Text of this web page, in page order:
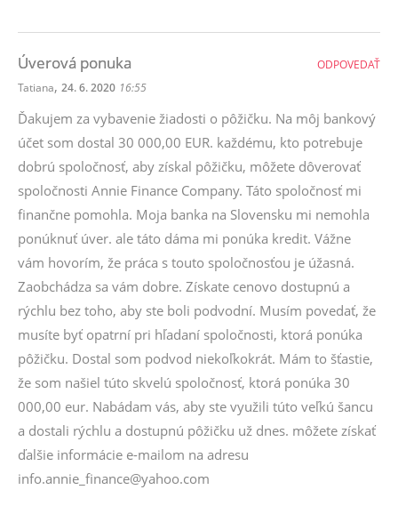
Úverová ponuka
Tatiana, 24. 6. 2020 16:55
Ďakujem za vybavenie žiadosti o pôžičku. Na môj bankový
účet som dostal 30 000,00 EUR. každému, kto potrebuje
dobrú spoločnosť, aby získal pôžičku, môžete dôverovať
spoločnosti Annie Finance Company. Táto spoločnosť mi
finančne pomohla. Moja banka na Slovensku mi nemohla
ponúknuť úver. ale táto dáma mi ponúka kredit. Vážne
vám hovorím, že práca s touto spoločnosťou je úžasná.
Zaobchádza sa vám dobre. Získate cenovo dostupnú a
rýchlu bez toho, aby ste boli podvodní. Musím povedať, že
musíte byť opatrní pri hľadaní spoločnosti, ktorá ponúka
pôžičku. Dostal som podvod niekoľkokrát. Mám to šťastie,
že som našiel túto skvelú spoločnosť, ktorá ponúka 30
000,00 eur. Nabádam vás, aby ste využili túto veľkú šancu
a dostali rýchlu a dostupnú pôžičku už dnes. môžete získať
ďalšie informácie e-mailom na adresu
info.annie_finance@yahoo.com
ODPOVEDAŤ